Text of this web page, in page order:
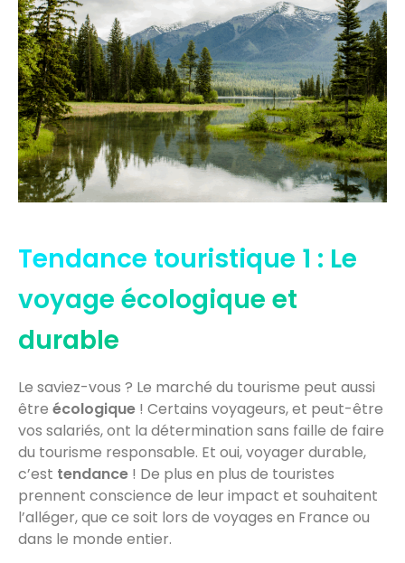
Tendance touristique 1 : Le
voyage écologique et
durable
Le saviez-vous ? Le marché du tourisme peut aussi
être écologique ! Certains voyageurs, et peut-être
vos salariés, ont la détermination sans faille de faire
du tourisme responsable. Et oui, voyager durable,
c’est tendance ! De plus en plus de touristes
prennent conscience de leur impact et souhaitent
l’alléger, que ce soit lors de voyages en France ou
dans le monde entier.